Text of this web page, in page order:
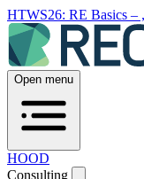
HTWS26: RE Basics –
Open menu
HOOD
Consulting